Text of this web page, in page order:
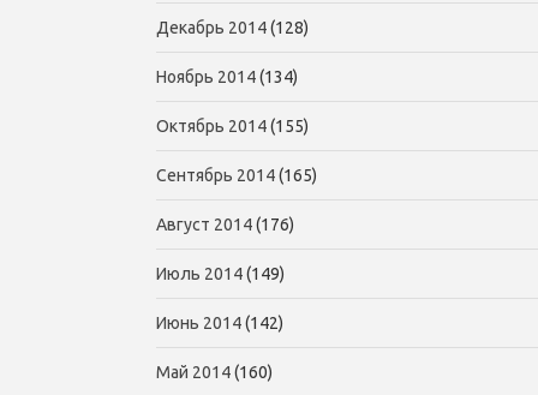
Декабрь 2014(128)
Ноябрь 2014(134)
Октябрь 2014(155)
Сентябрь 2014(165)
Август 2014(176)
Июль 2014(149)
Июнь 2014(142)
Май 2014(160)